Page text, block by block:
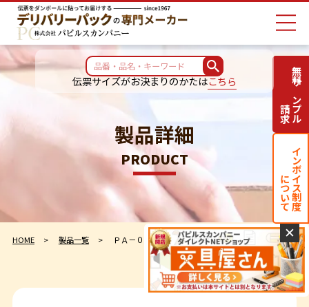
伝票サイズがお決まりのかたはこちら
製品詳細
PRODUCT
HOME 製品一覧 ＰＡ－０５９Ｔ
無料サンプル
請求
インボイス制度
について
✕